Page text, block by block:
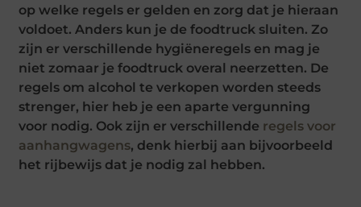
op welke regels er gelden en zorg dat je hieraan
voldoet. Anders kun je de foodtruck sluiten. Zo
zijn er verschillende hygiëneregels en mag je
niet zomaar je foodtruck overal neerzetten. De
regels om alcohol te verkopen worden steeds
strenger, hier heb je een aparte vergunning
voor nodig. Ook zijn er verschillende regels voor
aanhangwagens, denk hierbij aan bijvoorbeeld
het rijbewijs dat je nodig zal hebben.